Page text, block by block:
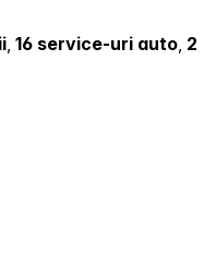
, 16 service-uri auto, 2